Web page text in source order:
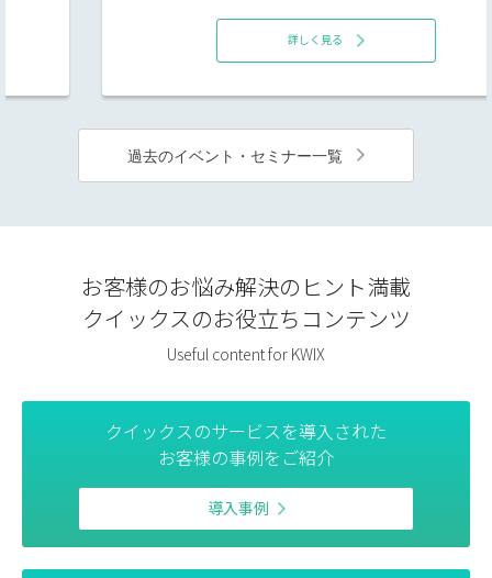
過去のイベント・セミナー一覧
お客様のお悩み解決のヒント満載
クイックスのお役立ちコンテンツ
Useful content for KWIX
クイックスのサービスを導入された
お客様の事例をご紹介
導入事例